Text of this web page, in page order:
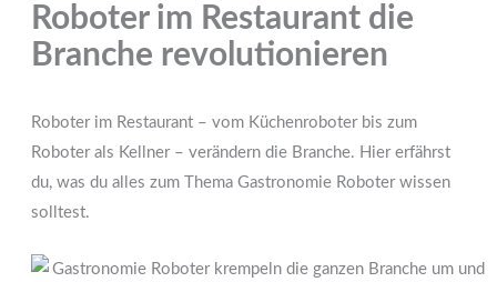
Roboter im Restaurant die
Branche revolutionieren
Roboter im Restaurant – vom Küchenroboter bis zum
Roboter als Kellner – verändern die Branche. Hier erfährst
du, was du alles zum Thema Gastronomie Roboter wissen
solltest.